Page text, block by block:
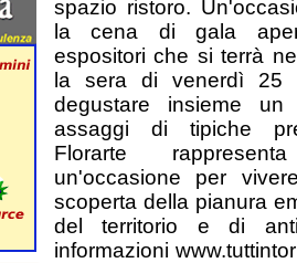
spazio ristoro.
la cena di gala
espositori che si terrà
la sera di venerdì 25
degustare insieme
assaggi di tipiche
Florarte
un'occasione per
scoperta della pianura
del territorio e di
informazioni